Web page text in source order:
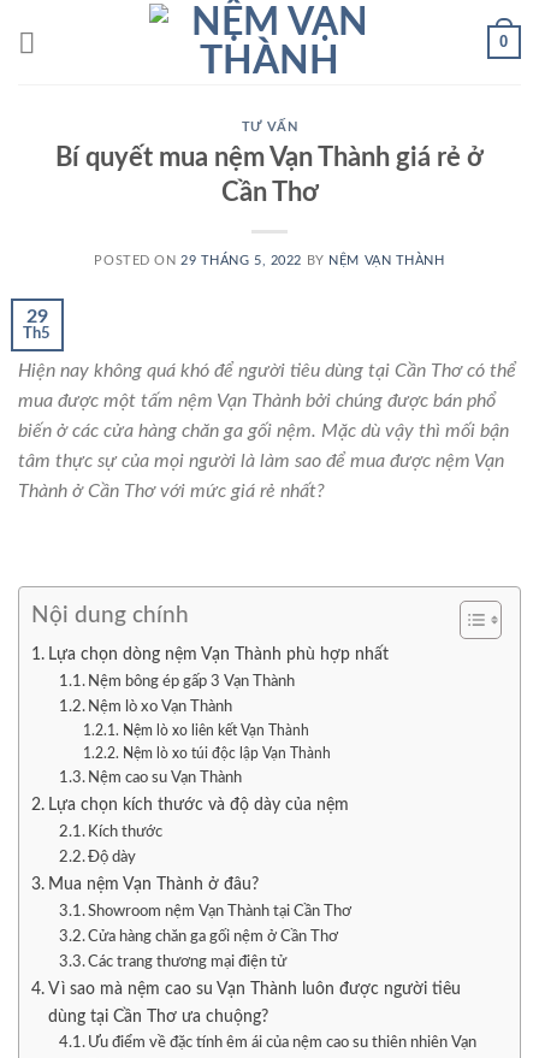
0
TƯ VẤN
Bí quyết mua nệm Vạn Thành giá rẻ ở
Cần Thơ
POSTED ON 29 THÁNG 5, 2022 BY NỆM VẠN THÀNH
29
Th5
Hiện nay không quá khó để người tiêu dùng tại Cần Thơ có thể
mua được một tấm nệm Vạn Thành bởi chúng được bán phổ
biến ở các cửa hàng chăn ga gối nệm. Mặc dù vậy thì mối bận
tâm thực sự của mọi người là làm sao để mua được nệm Vạn
Thành ở Cần Thơ với mức giá rẻ nhất?
Nội dung chính
Lựa chọn dòng nệm Vạn Thành phù hợp nhất
Nệm bông ép gấp 3 Vạn Thành
Nệm lò xo Vạn Thành
Nệm lò xo liên kết Vạn Thành
Nệm lò xo túi độc lập Vạn Thành
Nệm cao su Vạn Thành
Lựa chọn kích thước và độ dày của nệm
Kích thước
Độ dày
Mua nệm Vạn Thành ở đâu?
Showroom nệm Vạn Thành tại Cần Thơ
Cửa hàng chăn ga gối nệm ở Cần Thơ
Các trang thương mại điện tử
Vì sao mà nệm cao su Vạn Thành luôn được người tiêu
dùng tại Cần Thơ ưa chuộng?
Ưu điểm về đặc tính êm ái của nệm cao su thiên nhiên Vạn